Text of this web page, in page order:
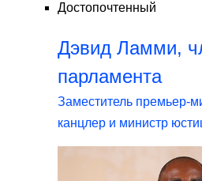
Достопочтенный
Дэвид Ламми,
парламента
Заместитель премьер-
канцлер и министр